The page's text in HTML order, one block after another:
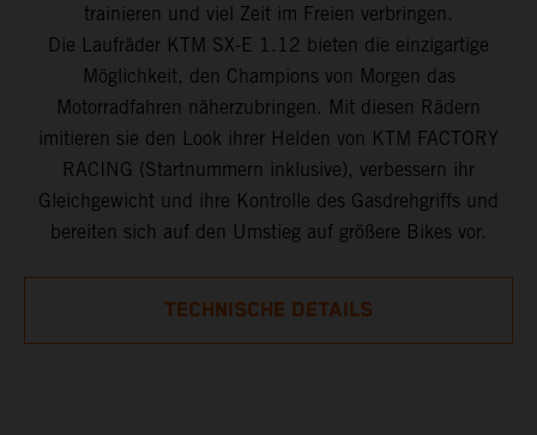
trainieren und viel Zeit im Freien verbringen.
Die Laufräder KTM SX-E 1.12 bieten die einzigartige
Möglichkeit, den Champions von Morgen das
Motorradfahren näherzubringen. Mit diesen Rädern
imitieren sie den Look ihrer Helden von KTM FACTORY
RACING (Startnummern inklusive), verbessern ihr
Gleichgewicht und ihre Kontrolle des Gasdrehgriffs und
bereiten sich auf den Umstieg auf größere Bikes vor.
TECHNISCHE DETAILS